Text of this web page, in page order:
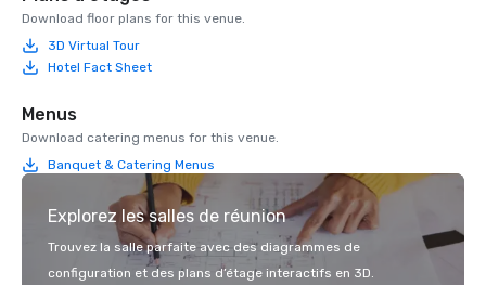
Download floor plans for this venue.
3D Virtual Tour
Hotel Fact Sheet
Menus
Download catering menus for this venue.
Banquet & Catering Menus
Explorez les salles de réunion
Trouvez la salle parfaite avec des diagrammes de
configuration et des plans d’étage interactifs en 3D.